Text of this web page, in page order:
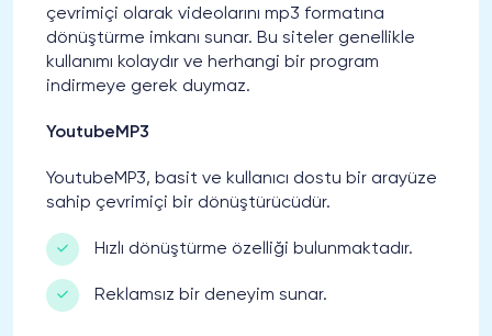
çevrimiçi olarak videolarını mp3 formatına
dönüştürme imkanı sunar. Bu siteler genellikle
kullanımı kolaydır ve herhangi bir program
indirmeye gerek duymaz.
YoutubeMP3
YoutubeMP3, basit ve kullanıcı dostu bir arayüze
sahip çevrimiçi bir dönüştürücüdür.
Hızlı dönüştürme özelliği bulunmaktadır.
Reklamsız bir deneyim sunar.